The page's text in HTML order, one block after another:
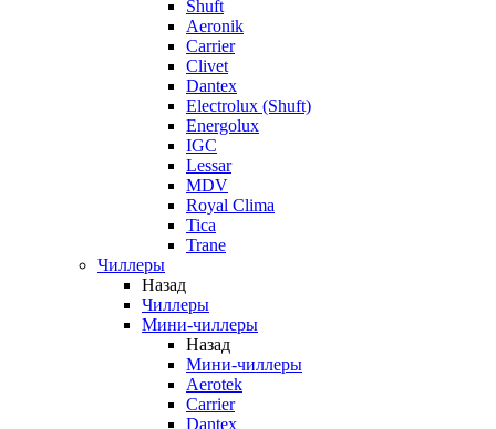
Shuft
Aeronik
Carrier
Clivet
Dantex
Electrolux (Shuft)
Energolux
IGC
Lessar
MDV
Royal Clima
Tica
Trane
Чиллеры
Назад
Чиллеры
Мини-чиллеры
Назад
Мини-чиллеры
Aerotek
Carrier
Dantex